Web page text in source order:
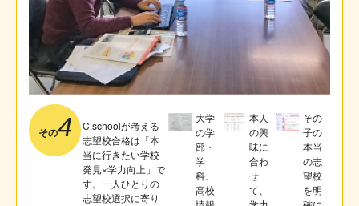
その4
C.schoolが考える
志望校合格は「本
当に行きたい学校
発見×学力向上」で
す。一人ひとりの
志望校選択に寄り
大学
の学
部・
学
科、
高校
本人
の興
味に
合わ
せ
て、
その
子の
本当
の志
望校
を明